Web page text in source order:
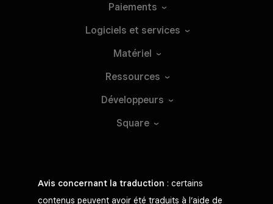
Paiements
Logiciels et services
Matériel
Ressources
Développeurs
Square
Avis concernant la traduction : certains
contenus peuvent avoir été traduits à l’aide de